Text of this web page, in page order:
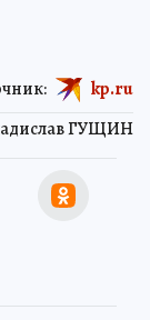
ГУЩИН
kp.ru